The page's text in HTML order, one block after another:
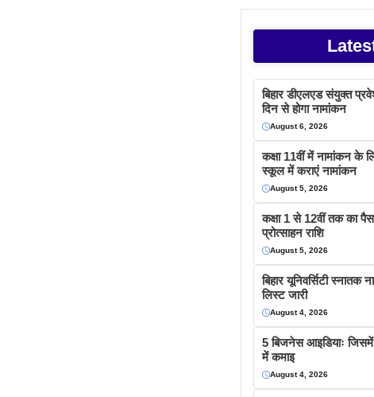
बिहार डीएलएड संयुक्त
दिन से होगा नामांकन
August 6, 2026
कक्षा 11वीं में नामांकन के
स्कूल में कराएं नामांकन
August 5, 2026
कक्षा 1 से 12वीं तक का
प्रोत्साहन राशि
August 5, 2026
बिहार यूनिवर्सिटी
लिस्ट जारी
August 4, 2026
5 बिजनेस आइडियाः
में कमाइ
August 4, 2026